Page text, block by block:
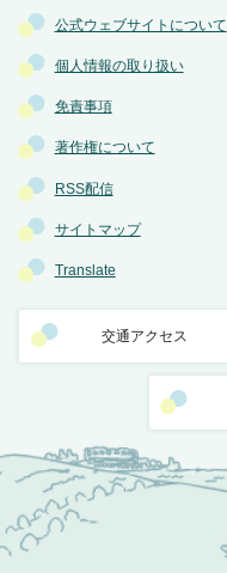
公式ウェブサイトについて
個人情報の取り扱い
免責事項
著作権について
RSS配信
サイトマップ
Translate
交通アクセス